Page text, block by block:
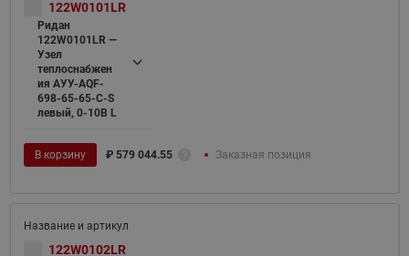
122W0101LR
Ридан
122W0101LR —
Узел
теплоснабжен
ия АУУ-AQF-
698-65-65-C-S
левый, 0-10В L
В корзину ₽ 579 044.55 Заказная позиция
122W0102LR